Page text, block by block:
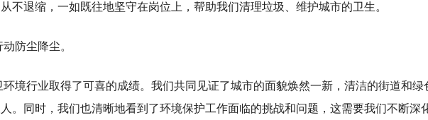
不退缩，一如既往地坚守在岗位上，帮助我们清理垃圾、维护城市的卫生。
防尘降尘。
环境行业取得了可喜的成绩。我们共同见证了城市的面貌焕然一新，清洁的街道和绿
。同时，我们也清晰地看到了环境保护工作面临的挑战和问题，这需要我们不断深